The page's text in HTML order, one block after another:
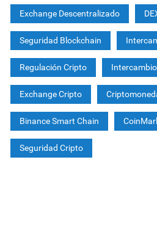
Exchange Descentralizado
Seguridad Blockchain
Regulación Cripto
Exchange Cripto
Binance Smart Chain
Seguridad Cripto